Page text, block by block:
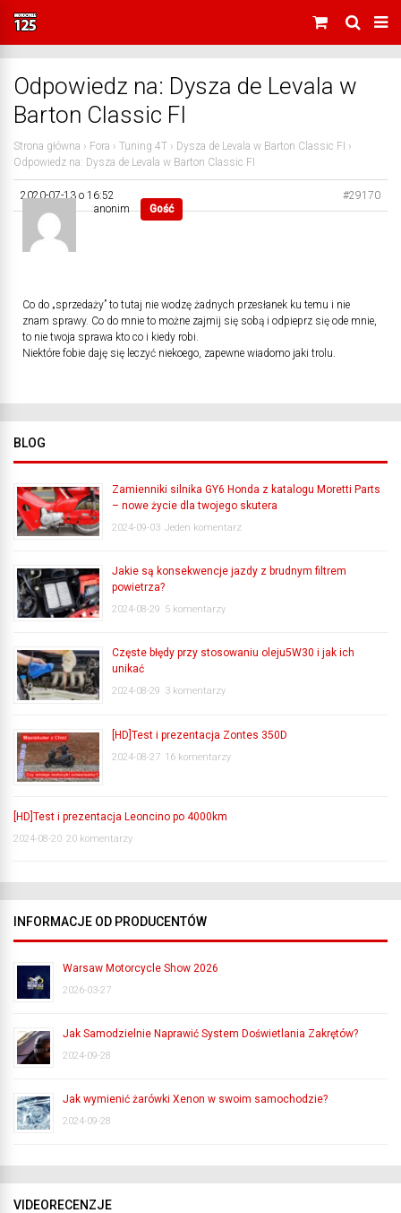
Odpowiedz na: Dysza de Levala w
Barton Classic FI
Strona główna › Fora › Tuning 4T › Dysza de Levala w Barton Classic FI ›
Odpowiedz na: Dysza de Levala w Barton Classic FI
2020-07-13 o 16:52
#29170
anonim
Gość
Co do „sprzedaży” to tutaj nie wodzę żadnych przesłanek ku temu i nie
znam sprawy. Co do mnie to możne zajmij się sobą i odpieprz się ode mnie,
to nie twoja sprawa kto co i kiedy robi.
Niektóre fobie daję się leczyć niekoego, zapewne wiadomo jaki trolu.
BLOG
Zamienniki silnika GY6 Honda z katalogu Moretti Parts
– nowe życie dla twojego skutera
2024-09-03 Jeden komentarz
Jakie są konsekwencje jazdy z brudnym filtrem
powietrza?
2024-08-29 5 komentarzy
Częste błędy przy stosowaniu oleju5W30 i jak ich
unikać
2024-08-29 3 komentarzy
[HD]Test i prezentacja Zontes 350D
2024-08-27 16 komentarzy
[HD]Test i prezentacja Leoncino po 4000km
2024-08-20 20 komentarzy
INFORMACJE OD PRODUCENTÓW
Warsaw Motorcycle Show 2026
2026-03-27
Jak Samodzielnie Naprawić System Doświetlania Zakrętów?
2024-09-28
Jak wymienić żarówki Xenon w swoim samochodzie?
2024-09-28
VIDEORECENZJE